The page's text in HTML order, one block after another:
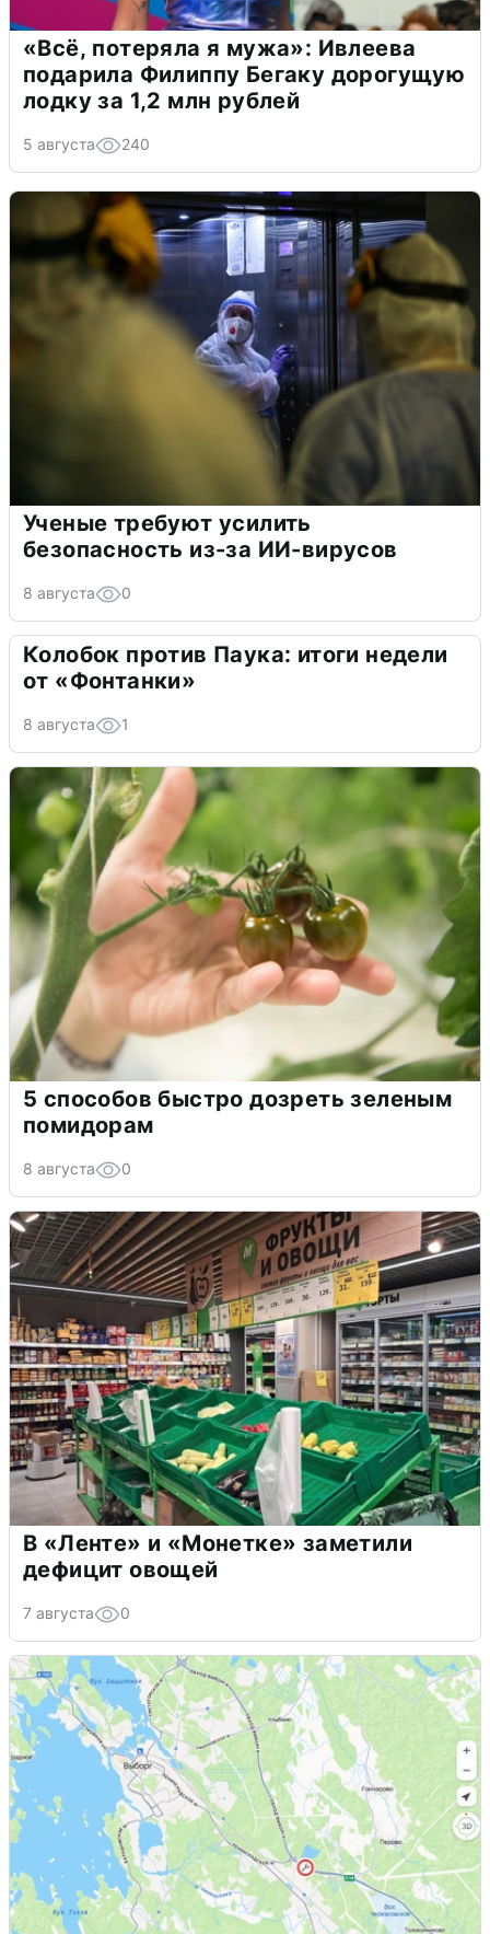
«Всё, потеряла я мужа»: Ивлеева
подарила Филиппу Бегаку дорогущую
лодку за 1,2 млн рублей
5 августа 240
Ученые требуют усилить
безопасность из-за ИИ-вирусов
8 августа 0
Колобок против Паука: итоги недели
от «Фонтанки»
8 августа 1
5 способов быстро дозреть зеленым
помидорам
8 августа 0
В «Ленте» и «Монетке» заметили
дефицит овощей
7 августа 0